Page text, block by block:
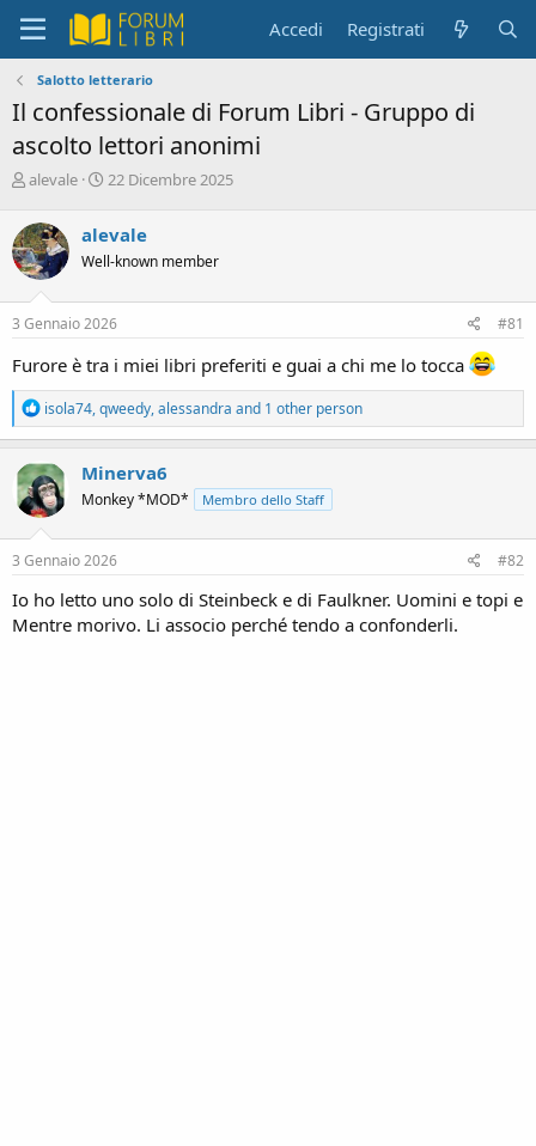
Accedi Registrati
Salotto letterario
Il confessionale di Forum Libri - Gruppo di
ascolto lettori anonimi
C
e
a
t
o
r
e
i
s
c
u
s
s
i
o
n
e
alevale
D
a
d
i
n
z
i
o
22 Dicembre 2025
alevale
Well-known member
3 Gennaio 2026 #81
Furore è tra i miei libri preferiti e guai a chi me lo tocca
R
e
a
c
t
i
o
n
s
isola74,qweedy,alessandra and 1 other person
Minerva6
Monkey *MOD* Membro dello Staff
3 Gennaio 2026 #82
Io ho letto uno solo di Steinbeck e di Faulkner. Uomini e topi e
Mentre morivo. Li associo perché tendo a confonderli.